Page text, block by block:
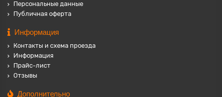
Персональные данные
Публичная оферта
Информация
Контакты и схема проезда
Информация
Прайс-лист
Отзывы
Дополнительно